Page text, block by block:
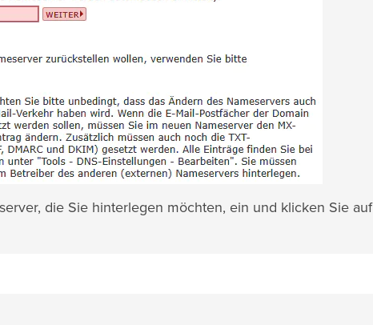
die Sie hinterlegen möchten, ein und klicken Sie auf